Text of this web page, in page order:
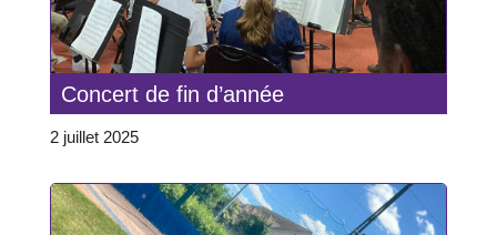
Concert de fin d’année
2 juillet 2025